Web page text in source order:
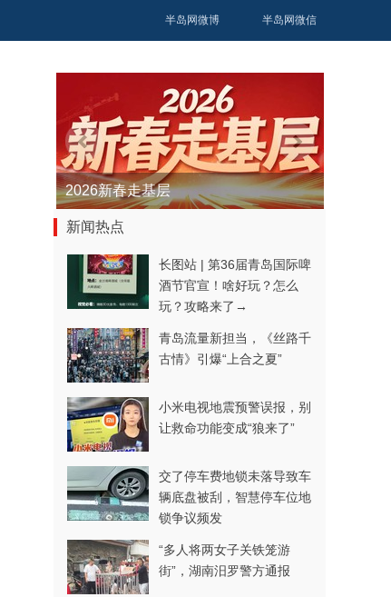
半岛网微博 半岛网微信
2026新春走基层
新闻热点
长图站 | 第36届青岛国际啤
酒节官宣！啥好玩？怎么
玩？攻略来了→
青岛流量新担当，《丝路千
古情》引爆“上合之夏”
小米电视地震预警误报，别
让救命功能变成“狼来了”
交了停车费地锁未落导致车
辆底盘被刮，智慧停车位地
锁争议频发
“多人将两女子关铁笼游
街”，湖南汨罗警方通报